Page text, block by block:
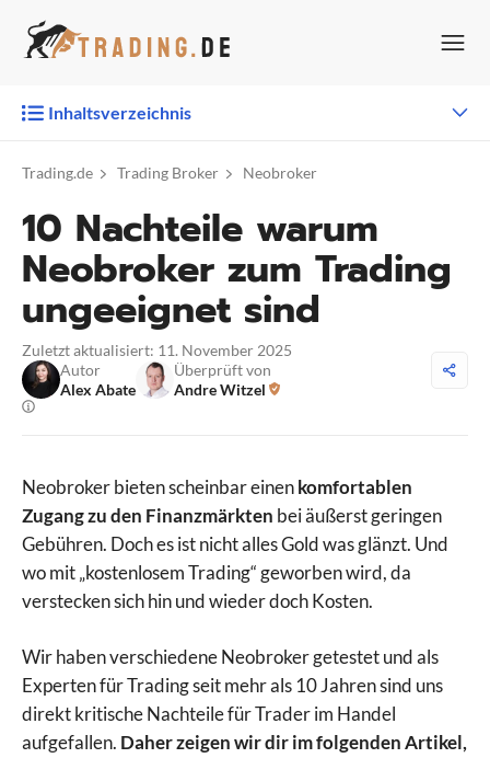
Inhalt
Inhaltsverzeichnis
Trading.de Trading Broker Neobroker
10 Nachteile warum
Neobroker zum Trading
ungeeignet sind
Zuletzt aktualisiert: 11. November 2025
Autor
Alex Abate
Überprüft von
Andre Witzel
Neobroker bieten scheinbar einenkomfortablen
Zugang zu den Finanzmärkten bei äußerst geringen
Gebühren. Doch es ist nicht alles Gold was glänzt. Und
wo mit „kostenlosem Trading“ geworben wird, da
verstecken sich hin und wieder doch Kosten.
Wir haben verschiedene Neobroker getestet und als
Experten für Trading seit mehr als 10 Jahren sind uns
direkt kritische Nachteile für Trader im Handel
aufgefallen. Daher zeigen wir dir im folgenden Artikel,